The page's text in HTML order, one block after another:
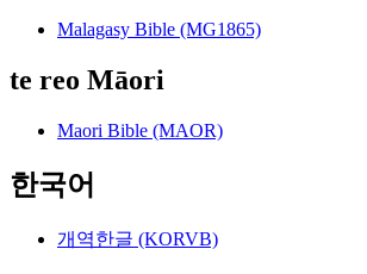
Malagasy Bible (MG1865)
te reo Māori
Maori Bible (MAOR)
한국어
개역한글 (KORVB)